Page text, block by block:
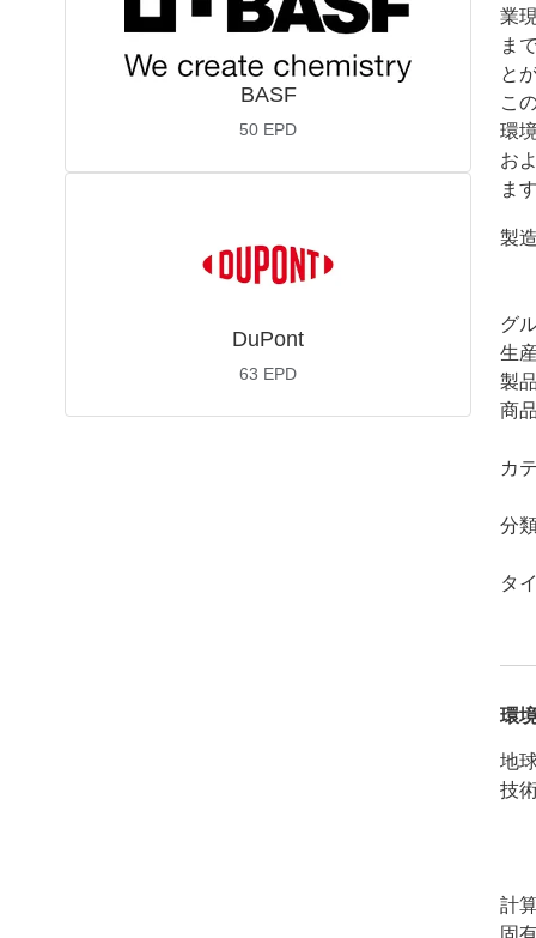
BASF
50 EPD
DuPont
63 EPD
業
ま
と
こ
環
お
ま
製
グ
生
製
商
カ
分
タ
環
地
技
計